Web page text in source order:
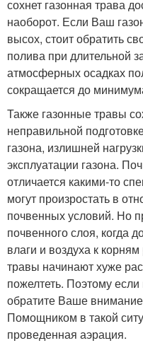
сохнет газонная трава
наоборот. Если Ваш
высох, стоит обратить
полива при длительной
атмосферных осадках
сокращается до
Также газонные травы
неправильной
газона, излишней
эксплуатации газона.
отличается какими-то
могут произростать в
почвенных условий. Но
почвенного слоя, когда
влаги и воздуха к
травы начинают хуже
пожелтеть. Поэтому
обратите Ваше
Помощником в такой
проведенная аэрация.